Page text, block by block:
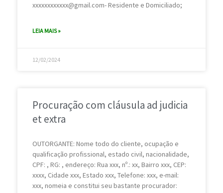
xxxxxxxxxxxx@gmail.com- Residente e Domiciliado;
LEIA MAIS »
12/02/2024
Procuração com cláusula ad judicia
et extra
OUTORGANTE: Nome todo do cliente, ocupação e
qualificação profissional, estado civil, nacionalidade,
CPF: , RG: , endereço: Rua xxx, nº.: xx, Bairro xxx, CEP:
xxxx, Cidade xxx, Estado xxx, Telefone: xxx, e-mail:
xxx, nomeia e constitui seu bastante procurador: